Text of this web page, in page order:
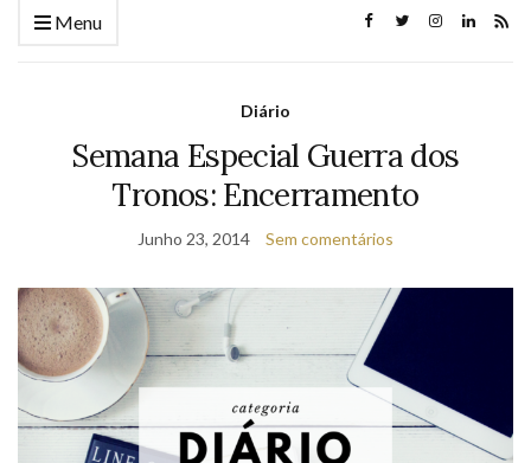
Menu
Diário
Semana Especial Guerra dos
Tronos: Encerramento
Junho 23, 2014 Sem comentários